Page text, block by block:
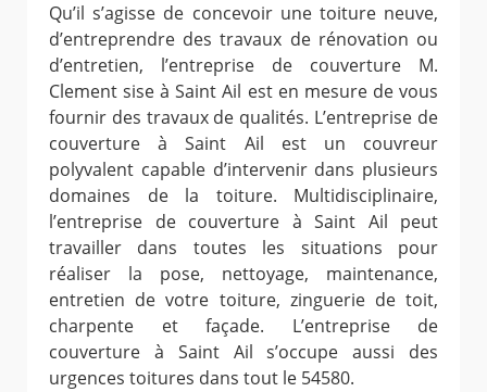
Qu’il s’agisse de concevoir une toiture neuve,
d’entreprendre des travaux de rénovation ou
d’entretien, l’entreprise de couverture M.
Clement sise à Saint Ail est en mesure de vous
fournir des travaux de qualités. L’entreprise de
couverture à Saint Ail est un couvreur
polyvalent capable d’intervenir dans plusieurs
domaines de la toiture. Multidisciplinaire,
l’entreprise de couverture à Saint Ail peut
travailler dans toutes les situations pour
réaliser la pose, nettoyage, maintenance,
entretien de votre toiture, zinguerie de toit,
charpente et façade. L’entreprise de
couverture à Saint Ail s’occupe aussi des
urgences toitures dans tout le 54580.